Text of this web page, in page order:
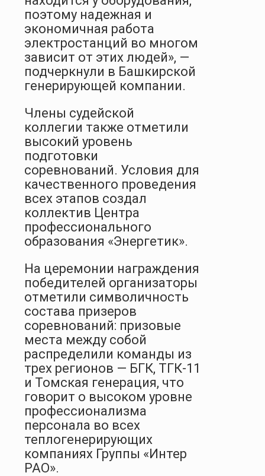
поэтому надежная и
экономичная работа
электростанций во многом
зависит от этих людей», —
подчеркнули в Башкирской
генерирующей компании.
Члены судейской
коллегии также отметили
высокий уровень
подготовки
соревнований. Условия для
качественного проведения
всех этапов создал
коллектив Центра
профессионального
образования «Энергетик».
На церемонии награждения
победителей организаторы
отметили символичность
состава призеров
соревнований: призовые
места между собой
распределили команды из
трех регионов — БГК, ТГК-11
и Томская генерация, что
говорит о высоком уровне
профессионализма
персонала во всех
теплогенерирующих
компаниях Группы «Интер
РАО».